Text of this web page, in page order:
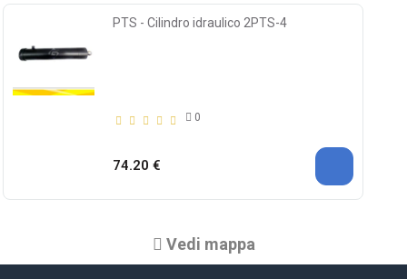
PTS - Cilindro idraulico 2PTS-4
0
74.20 €
Vedi mappa